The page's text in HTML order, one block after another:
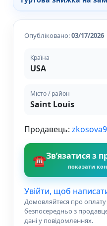
Різдвяно-
На День
Книги для дорослих
Сучасна
Романи
Детективи
Жахи та
Саморозвиток,
Бізнес
Історія Наука
Батьківство
Книги про
Біографічні
Біблії
Духовна
Опубліковано:03/17/2026
Країна
USA
Місто / район
Saint Louis
Продавець:
☎Зв’язатися з
показати
Увійти, щоб
Домовляйтеся про
безпосередньо з
дані у повідомленнях.